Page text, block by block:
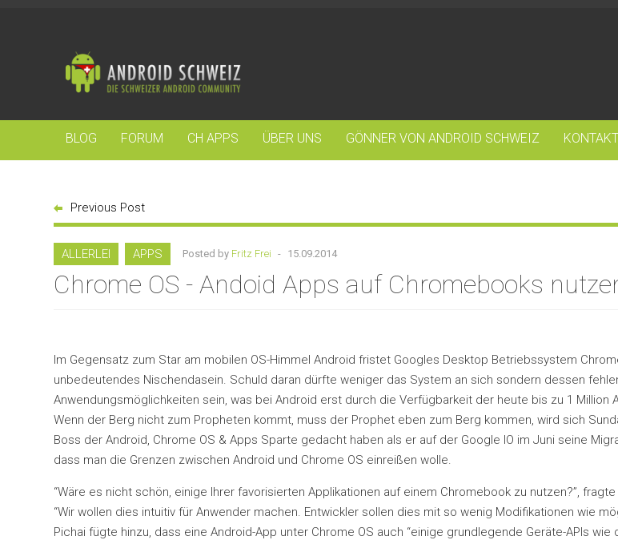
BLOG FORUM CH APPS ÜBER UNS GÖNNER VON ANDROID SCHWEIZ KONTAKT
Previous Post
ALLERLEI APPS Posted by Fritz Frei - 15.09.2014
Chrome OS - Andoid Apps auf Chromebooks
Im Gegensatz zum Star am mobilen OS-Himmel Android fristet Googles Desktop Betriebssystem
unbedeutendes Nischendasein. Schuld daran dürfte weniger das System an sich sondern dessen
Anwendungsmöglichkeiten sein, was bei Android erst durch die Verfügbarkeit der heute bis zu 1 Million
Wenn der Berg nicht zum Propheten kommt, muss der Prophet eben zum Berg kommen, wird sich
Boss der Android, Chrome OS & Apps Sparte gedacht haben als er auf der Google IO im Juni seine
dass man die Grenzen zwischen Android und Chrome OS einreißen wolle.
“Wäre es nicht schön, einige Ihrer favorisierten Applikationen auf einem Chromebook zu nutzen?”,
“Wir wollen dies intuitiv für Anwender machen. Entwickler sollen dies mit so wenig Modifikationen wie
Pichai fügte hinzu, dass eine Android-App unter Chrome OS auch “einige grundlegende Geräte-APIs wie